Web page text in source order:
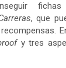
, que
y tres